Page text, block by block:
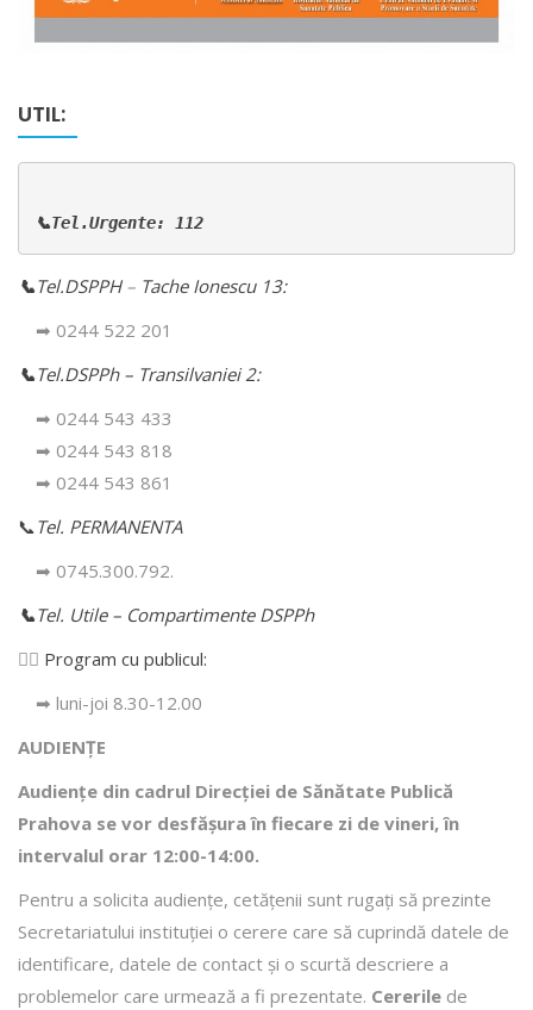
UTIL:
📞Tel.Urgente: 112
📞Tel.DSPPH – Tache Ionescu 13:
➡ 0244 522 201
📞Tel.DSPPh – Transilvaniei 2:
➡ 0244 543 433
➡ 0244 543 818
➡ 0244 543 861
📞 Tel. PERMANENTA
➡ 0745.300.792.
📞Tel. Utile – Compartimente DSPPh
👩‍⚕️ Program cu publicul:
➡ luni-joi 8.30-12.00
AUDIENȚE
Audiențe din cadrul Direcţiei de Sănătate Publică
Prahova se vor desfăşura în fiecare zi de vineri, în
intervalul orar 12:00-14:00.
Pentru a solicita audienţe, cetăţenii sunt rugaţi să prezinte
Secretariatului instituției o cerere care să cuprindă datele de
identificare, datele de contact şi o scurtă descriere a
problemelor care urmează a fi prezentate. Cererile de